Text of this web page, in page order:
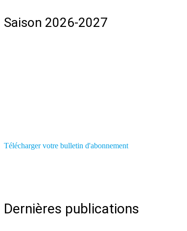
Saison 2026-2027
Télécharger votre bulletin d'abonnement
Dernières publications